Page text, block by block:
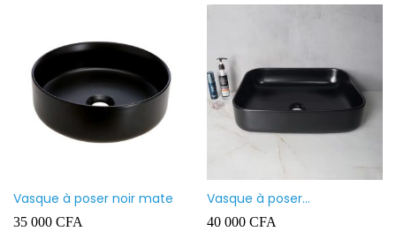
Vasque à poser noir mate
35 000 CFA
Vasque à poser
rectangulaire noir mate
40 000 CFA